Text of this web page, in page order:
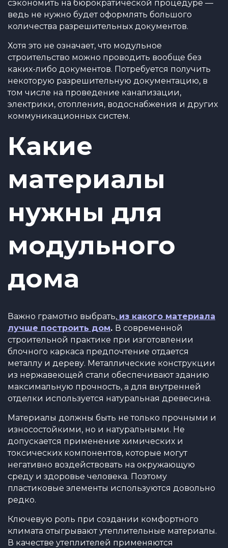
сэкономить на бюрократической процедуре —
ведь не нужно будет оформлять большого
количества разрешительных документов.
Хотя это не означает, что модульное
строительство можно проводить вообще без
каких-либо документов. Потребуется получить
некоторую разрешительную документацию, в
том числе на проведение канализации,
электрики, отопления, водоснабжения и других
коммуникационных систем.
Какие
материалы
нужны для
модульного
дома
Важно грамотно выбрать, из какого материала
лучше построить дом. В современной
строительной практике при изготовлении
блочного каркаса предпочтение отдается
металлу и дереву. Металлические конструкции
из нержавеющей стали обеспечивают зданию
максимальную прочность, а для внутренней
отделки используется натуральная древесина.
Материалы должны быть не только прочными и
износостойкими, но и натуральными. Не
допускается применение химических и
токсических компонентов, которые могут
негативно воздействовать на окружающую
среду и здоровье человека. Поэтому
пластиковые элементы используются довольно
редко.
Ключевую роль при создании комфортного
климата отыгрывают утеплительные материалы.
В качестве утеплителей применяются